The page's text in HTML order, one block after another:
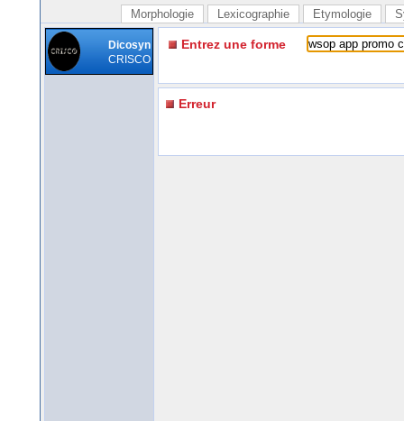
Morphologie Lexicographie Etymologie
Dicosyn
CRISCO
Entrez une forme
Erreur